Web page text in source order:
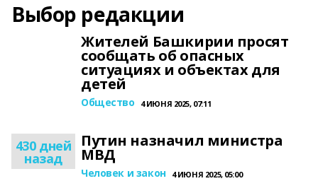
Выбор редакции
Жителей Башкирии просят
сообщать об опасных
ситуациях и объектах для
детей
Общество 4 ИЮНЯ 2025, 07:11
430 дней
назад
Путин назначил министра
МВД
Человек и закон 4 ИЮНЯ 2025, 05:00